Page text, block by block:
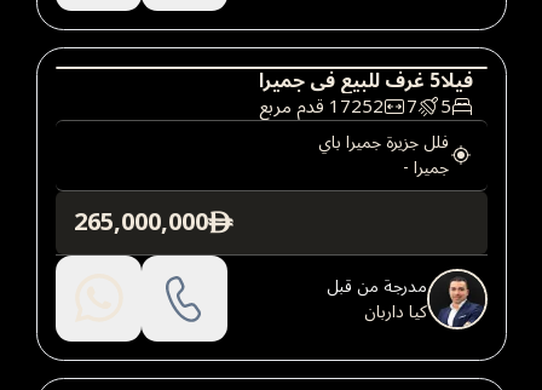
فيلا
فيلا5غرفللبيعفيجميرا
5
7
17252قدم مربع
فلل جزيرة جميرا باي
جميرا-
ê
265,000,000
مدرجة من قبل
كيا داربان